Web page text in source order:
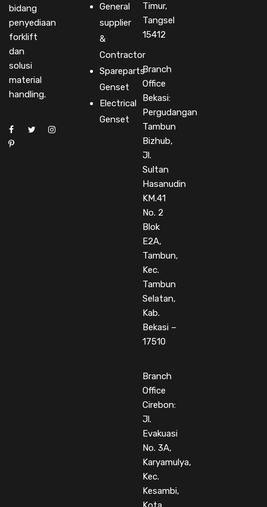
bidang
penyediaan
forklift
dan
solusi
material
handling.
General
supplier
&
Contractor
Spareparts
Genset
Electrical
Genset
Timur,
Tangsel
15412
Branch
Office
Bekasi:
Pergudangan
Tambun
Bizhub,
Jl.
Sultan
Hasanudin
KM.41
No. 2
Blok
E2A,
Tambun,
Kec.
Tambun
Selatan,
Kab.
Bekasi –
17510
Branch
Office
Cirebon:
Jl.
Evakuasi
No. 3A,
Karyamulya,
Kec.
Kesambi,